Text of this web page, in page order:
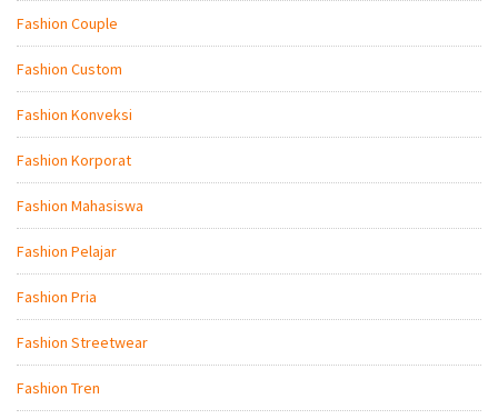
Fashion Couple
Fashion Custom
Fashion Konveksi
Fashion Korporat
Fashion Mahasiswa
Fashion Pelajar
Fashion Pria
Fashion Streetwear
Fashion Tren